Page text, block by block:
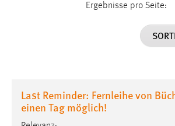
Ergebnisse pro Seite:
Last Reminder: Fernleihe von
einen Tag möglich!
Cookie Laufzeit:
staticfilecache